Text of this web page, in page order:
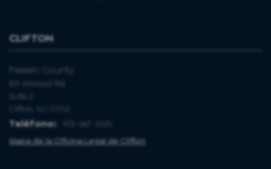
CLIFTON
Passaic County
871 Allwood Rd
Suite 2
Clifton, NJ 07012
Teléfono:
973-567-3325
Mapa de la Oficina Legal de Clifton